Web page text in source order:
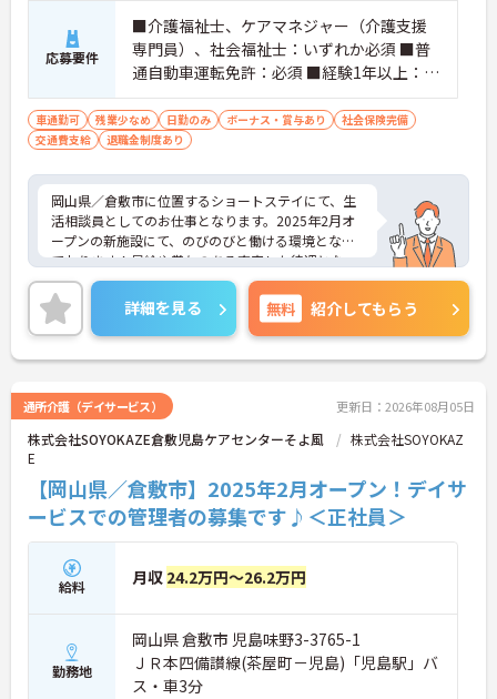
応募要件
■介護福祉士、ケアマネジャー（介護支援
専門員）、社会福祉士：いずれか必須 ■普
通自動車運転免許：必須 ■経験1年以上：必
須
車通勤可 残業少なめ 日勤のみ ボーナス・賞与あり
社会保険完備
交通費支給
退職金制度あり
岡山県／倉敷市に位置するショートステイにて、生
活相談員としてのお仕事となります。2025年2月オ
ープンの新施設にて、のびのびと働ける環境となっ
ております！昇給や賞与のある充実した待遇となっ
ており、とてもやりがいのある環境となっておりま
す！
ご興味ある方は面接ポイントをお伝えしますので、
お気軽にお問い合わせください♪
詳細を見る 無料 紹介してもらう
通所介護（デイサービス） 更新日：2026年08月05日
株式会社SOYOKAZE倉敷児島ケアセンターそよ風
株式会社SOYOKAZ
E
【岡山県／倉敷市】2025年2月オープン！デイサ
ービスでの管理者の募集です♪＜正社員＞
給料 月収 24.2万円～26.2万円
勤務地
岡山県 倉敷市 児島味野3-3765-1
ＪＲ本四備讃線(茶屋町－児島)「児島駅」バ
ス・車3分